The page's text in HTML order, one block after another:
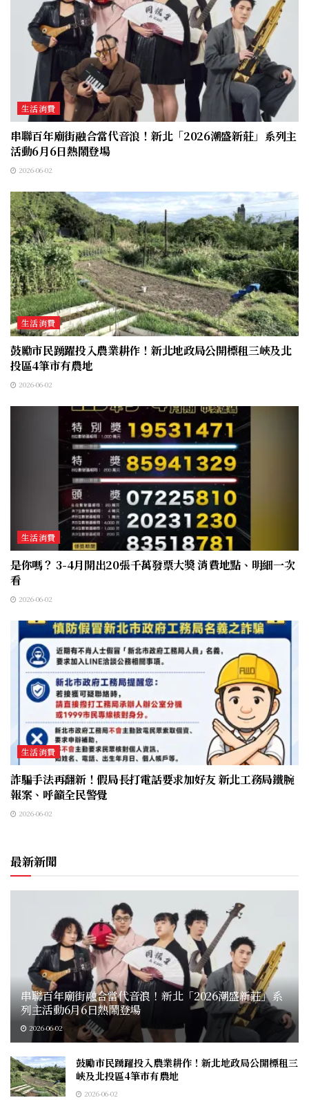
生活消費
串聯百年廟街融合當代音浪！新北「2026潮盛新莊」系列主
活動6月6日熱鬧登場
2026-06-02
生活消費
鼓勵市民踴躍投入農業耕作！新北地政局公開標租三峽及北
投區4筆市有農地
2026-06-02
生活消費
是你嗎？ 3-4月開出20張千萬發票大獎 消費地點、明細一次
看
2026-06-02
生活消費
詐騙手法再翻新！假局長打電話要求加好友 新北工務局鐵腕
報案、呼籲全民警覺
2026-06-02
最新新聞
串聯百年廟街融合當代音浪！新北「2026潮盛新莊」系
列主活動6月6日熱鬧登場
2026-06-02
鼓勵市民踴躍投入農業耕作！新北地政局公開標租三
峽及北投區4筆市有農地
2026-06-02